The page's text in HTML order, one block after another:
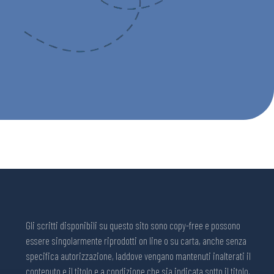
Gli scritti disponibili su questo sito sono copy-free e possono
essere singolarmente riprodotti on line o su carta, anche senza
specifica autorizzazione, laddove vengano mantenuti inalterati il
contenuto e il titolo e a condizione che sia indicata sotto il titolo,